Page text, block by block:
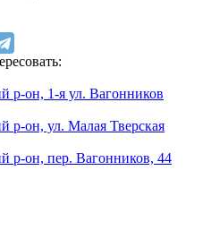
р-он, 1-я ул. Вагонников
р-он, ул. Малая Тверская
р-он, пер. Вагонников, 44